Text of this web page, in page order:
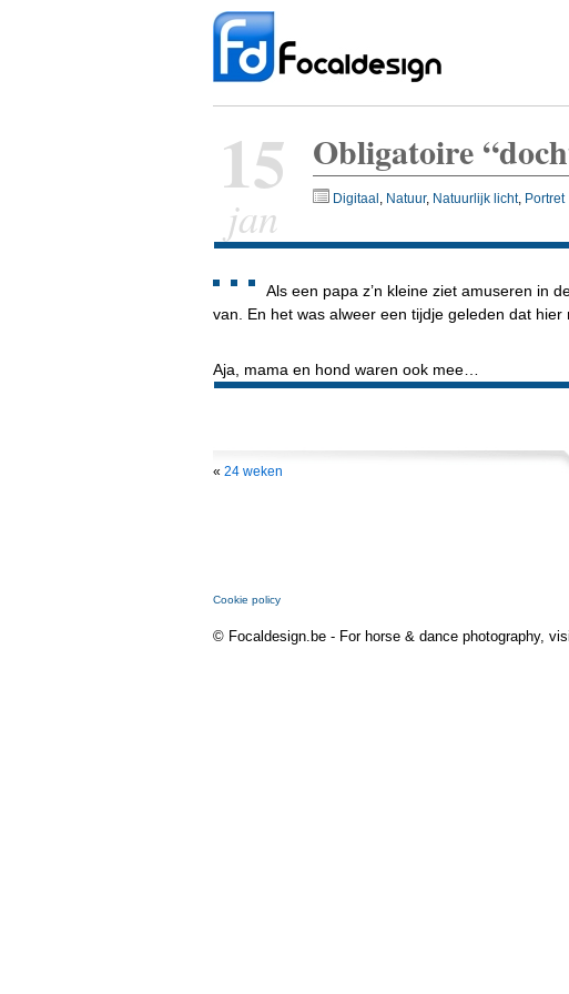
Obligatoire
Digitaal , Natuur, Natuurlijk licht, Portret
15
jan
Als een papa z’n kleine ziet amuseren in
van. En het was alweer een tijdje geleden dat hier
Aja, mama en hond waren ook mee…
« 24 weken
Cookie policy
© Focaldesign.be - For horse & dance photography,